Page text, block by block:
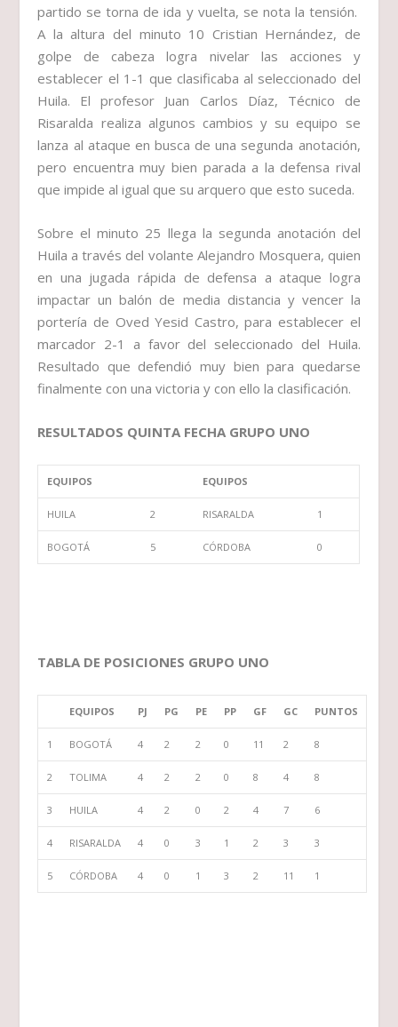
partido se torna de ida y vuelta, se nota la tensión.
A la altura del minuto 10 Cristian Hernández, de
golpe de cabeza logra nivelar las acciones y
establecer el 1-1 que clasificaba al seleccionado del
Huila. El profesor Juan Carlos Díaz, Técnico de
Risaralda realiza algunos cambios y su equipo se
lanza al ataque en busca de una segunda anotación,
pero encuentra muy bien parada a la defensa rival
que impide al igual que su arquero que esto suceda.
Sobre el minuto 25 llega la segunda anotación del
Huila a través del volante Alejandro Mosquera, quien
en una jugada rápida de defensa a ataque logra
impactar un balón de media distancia y vencer la
portería de Oved Yesid Castro, para establecer el
marcador 2-1 a favor del seleccionado del Huila.
Resultado que defendió muy bien para quedarse
finalmente con una victoria y con ello la clasificación.
RESULTADOS QUINTA FECHA GRUPO UNO
EQUIPOS EQUIPOS
HUILA 2 RISARALDA 1
BOGOTÁ 5 CÓRDOBA 0
TABLA DE POSICIONES GRUPO UNO
EQUIPOS PJ PG PE PP GF GC PUNTOS
1 BOGOTÁ 4 2 2 0 11 2 8
2 TOLIMA 4 2 2 0 8 4 8
3 HUILA 4 2 0 2 4 7 6
4 RISARALDA 4 0 3 1 2 3 3
5 CÓRDOBA 4 0 1 3 2 11 1